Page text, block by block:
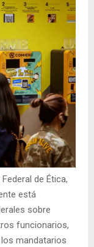
de Ética,
está
sobre
funcionarios,
mandatarios